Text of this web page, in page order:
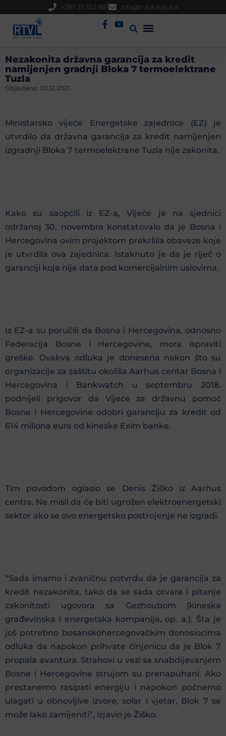
+387 35 553 967 info@rtvlukavac.ba
Nezakonita državna garancija za kredit
namijenjen gradnji Bloka 7 termoelektrane
Tuzla
Objavljeno: 03.12.2021.
Ministarsko vijeće Energetske zajednice (EZ) je
utvrdilo da državna garancija za kredit namijenjen
izgradnji Bloka 7 termoelektrane Tuzla nije zakonita.
Kako su saopćili iz EZ-a, Vijeće je na sjednici
održanoj 30. novembra konstatovalo da je Bosna i
Hercegovina ovim projektom prekršila obaveze koje
je utvrdila ova zajednica. Istaknuto je da je riječ o
garanciji koja nije data pod komercijalnim uslovima.
Iz EZ-a su poručili da Bosna i Hercegovina, odnosno
Federacija Bosne i Hercegovine, mora ispraviti
greške. Ovakva odluka je donesena nakon što su
organizacije za zaštitu okoliša Aarhus centar Bosna i
Hercegovina i Bankwatch u septembru 2018.
podnijeli prigovor da Vijeće za državnu pomoć
Bosne i Hercegovine odobri garanciju za kredit od
614 miliona eura od kineske Exim banke.
Tim povodom oglasio se Denis Žiško iz Aarhus
centra. Ne misli da će biti ugrožen elektroenergetski
sektor ako se ovo energetsko postrojenje ne izgradi.
“Sada imamo i zvaničnu potvrdu da je garancija za
kredit nezakonita, tako da se sada otvara i pitanje
zakonitosti ugovora sa Gezhoubom (kineska
građevinska i energetska kompanija, op. a.). Šta je
još potrebno bosanskohercegovačkim donosiocima
odluka da napokon prihvate činjenicu da je Blok 7
propala avantura. Strahovi u vezi sa snabdijevanjem
Bosne i Hercegovine strujom su prenapuhani. Ako
prestanemo rasipati energiju i napokon počnemo
ulagati u obnovljive izvore, solar i vjetar, Blok 7 se
može lako zamijeniti”, izjavio je Žiško.